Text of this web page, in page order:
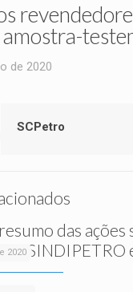
de 2020
SCPetro
2020
das ações
SINDIPETRO